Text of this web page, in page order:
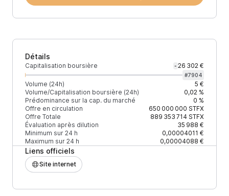
Détails
Capitalisation boursière - 26 302 €
#7904
Volume (24h)
5 €
Volume/Capitalisation boursière (24h)
0,02 %
Prédominance sur la cap. du marché
0 %
Offre en circulation
650 000 000 STFX
Offre Totale
889 353 714STFX
Évaluation après dilution
35 988 €
Minimum sur 24 h
0,00004011 €
Maximum sur 24 h
0,00004088 €
Liens officiels
Site internet